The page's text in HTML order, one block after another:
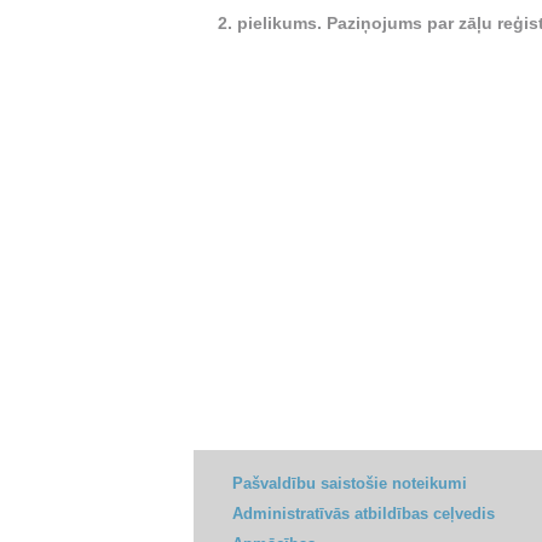
2. pielikums. Paziņojums par zāļu
Pašvaldību saistošie noteikumi
Administratīvās atbildības ceļvedis